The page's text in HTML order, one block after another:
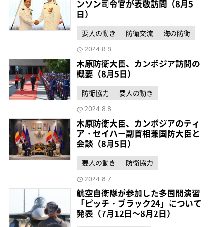
ンソン司令官が表敬訪問（8月5
日）
要人の動き 防衛交流 海の防衛
2024-8-8
木原防衛大臣、カンボジア訪問の
概要（8月5日）
防衛協力 要人の動き
2024-8-8
木原防衛大臣、カンボジアのティ
ア・セイハー副首相兼国防大臣と
会談（8月5日）
要人の動き 防衛協力
2024-8-7
航空自衛隊が参加した多国間演習
「ピッチ・ブラック24」について
発表（7月12日～8月2日）